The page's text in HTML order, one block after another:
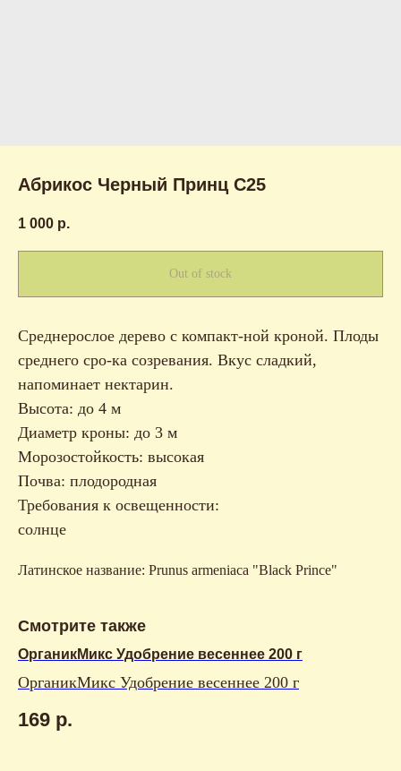
Абрикос Черный Принц С25
1 000 р.
Out of stock
Среднерослое дерево с компакт-ной кроной. Плоды
среднего сро-ка созревания. Вкус сладкий,
напоминает нектарин.
Высота: до 4 м
Диаметр кроны: до 3 м
Морозостойкость: высокая
Почва: плодородная
Требования к освещенности:
солнце
Латинское название: Prunus armeniaca "Black Prince"
Смотрите также
ОрганикМикс Удобрение весеннее 200 г
ОрганикМикс Удобрение весеннее 200 г
169 р.